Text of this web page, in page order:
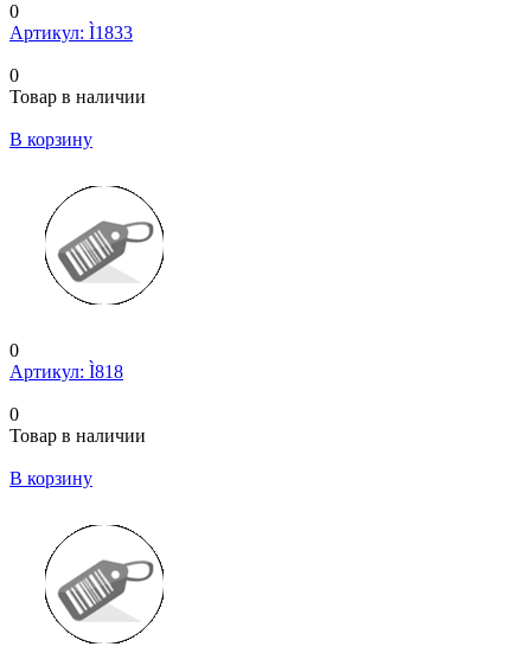
0
Артикул: Ì1833
0
Товар в наличии
В корзину
0
Артикул: Ì818
0
Товар в наличии
В корзину